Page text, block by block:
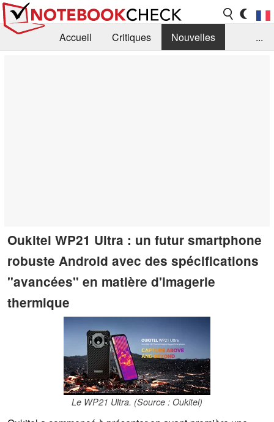
Accueil Critiques
Nouvelles
...
Oukitel WP21 Ultra : un futur smartphone
robuste Android avec des spécifications
"avancées" en matière d'imagerie
thermique
Le WP21 Ultra. (Source : Oukitel)